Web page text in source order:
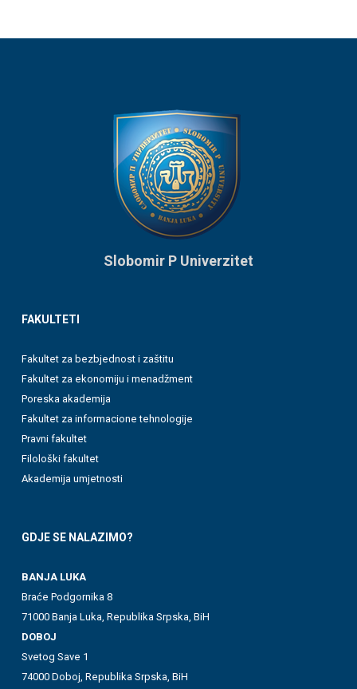
Slobomir P Univerzitet
FAKULTETI
Fakultet za bezbjednost i zaštitu
Fakultet za ekonomiju i menadžment
Poreska akademija
Fakultet za informacione tehnologije
Pravni fakultet
Filološki fakultet
Akademija umjetnosti
GDJE SE NALAZIMO?
BANJA LUKA
Braće Podgornika 8
71000 Banja Luka, Republika Srpska, BiH
DOBOJ
Svetog Save 1
74000 Doboj, Republika Srpska, BiH